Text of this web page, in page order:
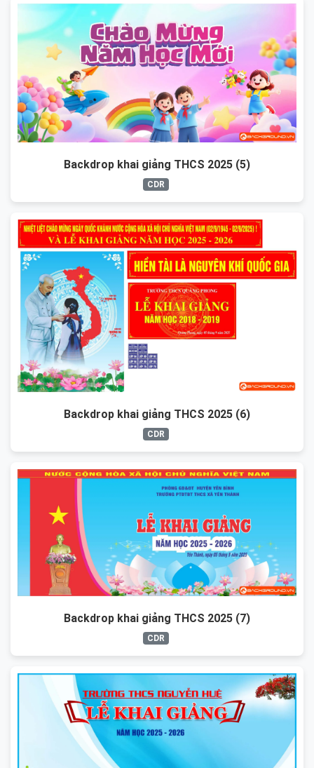
Backdrop khai giảng THCS 2025 (5)
CDR
Backdrop khai giảng THCS 2025 (6)
CDR
Backdrop khai giảng THCS 2025 (7)
CDR